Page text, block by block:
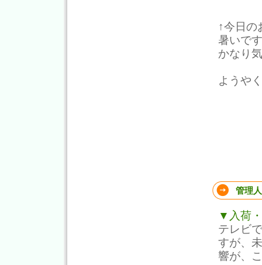
↑今日の
暑いで
かなり
ようや
管理
▼入荷
テレビ
すが、
響が、